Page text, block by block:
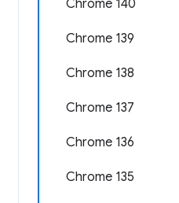
Chrome 140
Chrome 139
Chrome 138
Chrome 137
Chrome 136
Chrome 135